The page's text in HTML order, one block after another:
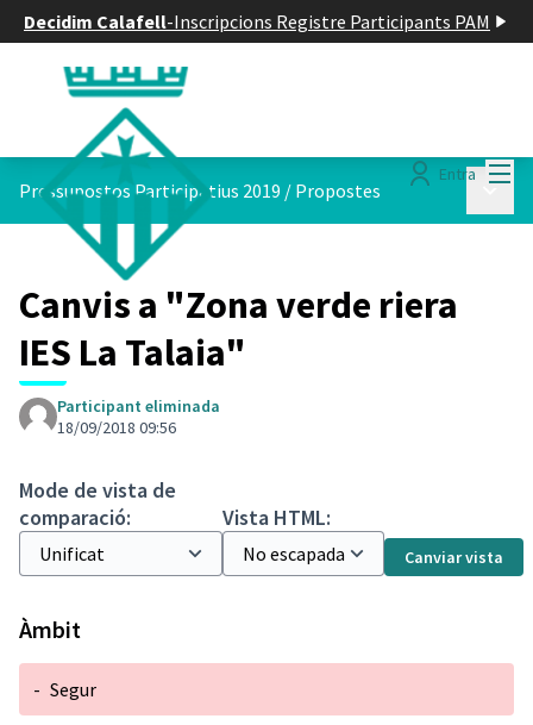
Decidim Calafell-Inscripcions Registre Participants PAM
Entra
Pressupostos Participatius 2019 / Propostes
Canvis a "Zona verde riera
IES La Talaia"
Participant eliminada
18/09/2018 09:56
Mode de vista de
comparació:
Vista HTML:
Canviar vista
Àmbit
- Segur